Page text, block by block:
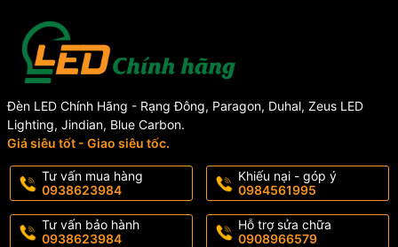
Đèn LED Chính Hãng - Rạng Đông, Paragon, Duhal, Zeus LED
Lighting, Jindian, Blue Carbon.
Giá siêu tốt - Giao siêu tốc.
Tư vấn mua hàng
0938623984
Khiếu nại - góp ý
0984561995
Tư vấn bảo hành
0938623984
Hỗ trợ sửa chữa
0908966579